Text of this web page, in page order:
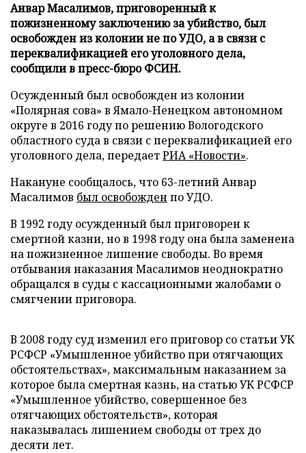
Анвар Масалимов, приговоренный к
пожизненному заключению за убийство, был
освобожден из колонии не по УДО, а в связи с
переквалификацией его уголовного дела,
сообщили в пресс-бюро ФСИН.
Осужденный был освобожден из колонии
«Полярная сова» в Ямало-Ненецком автономном
округе в 2016 году по решению Вологодского
областного суда в связи с переквалификацией его
уголовного дела, передаетРИА «Новости».
Накануне сообщалось, что 63-летний Анвар
Масалимов был освобожден по УДО.
В 1992 году осужденный был приговорен к
смертной казни, но в 1998 году она была заменена
на пожизненное лишение свободы. Во время
отбывания наказания Масалимов неоднократно
обращался в суды с кассационными жалобами о
смягчении приговора.
В 2008 году суд изменил его приговор со статьи УК
РСФСР «Умышленное убийство при отягчающих
обстоятельствах», максимальным наказанием за
которое была смертная казнь, на статью УК РСФСР
«Умышленное убийство, совершенное без
отягчающих обстоятельств», которая
наказывалась лишением свободы от трех до
десяти лет.